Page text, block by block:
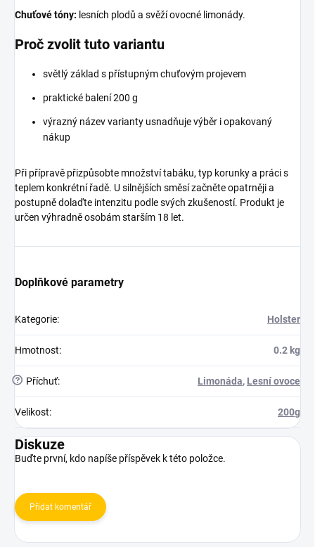
Chuťové tóny: lesních plodů a svěží ovocné limonády.
Proč zvolit tuto variantu
světlý základ s přístupným chuťovým projevem
praktické balení 200 g
výrazný název varianty usnadňuje výběr i opakovaný
nákup
Při přípravě přizpůsobte množství tabáku, typ korunky a práci s
teplem konkrétní řadě. U silnějších směsí začněte opatrněji a
postupně dolaďte intenzitu podle svých zkušeností. Produkt je
určen výhradně osobám starším 18 let.
Doplňkové parametry
Kategorie: Holster
Hmotnost: 0.2 kg
? Příchuť: Limonáda, Lesní ovoce
Velikost: 200g
Diskuze
Buďte první, kdo napíše příspěvek k této položce.
Přidat komentář